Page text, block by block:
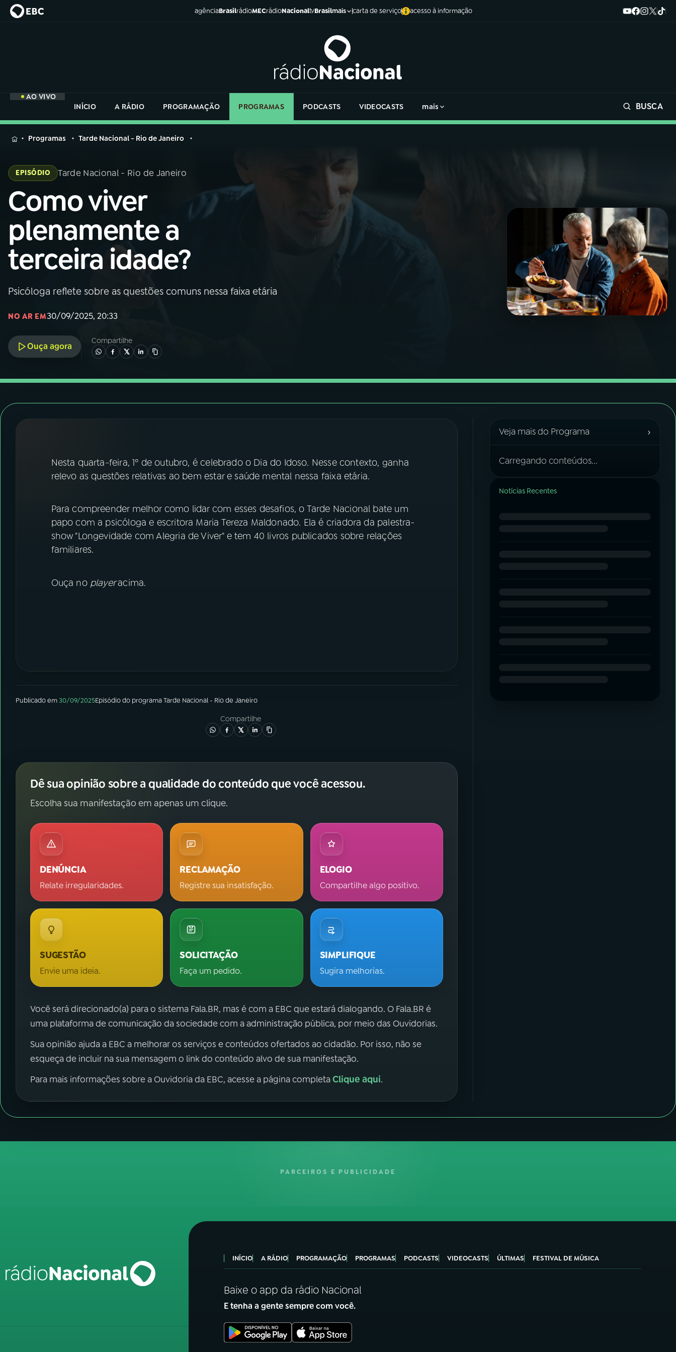
agênciaBrasilrádioMECrádioNacionaltvBrasilmais carta de serviço acesso à informação
AO VIVO
INÍCIO
A RÁDIO PROGRAMAÇÃO PROGRAMAS PODCASTS VIDEOCASTS mais BUSCA
MENU
Buscar
na
Rádio
Nacional
01INÍCIO
02 A RÁDIO
03PROGRAMAÇÃO
PROGRAMAS
ACOMPANHE A RÁDIO NACIONAL
YouTube Facebook
na
Rádio
Programas Tarde Nacional - Rio de Janeiro
EPISÓDIO Tarde Nacional - Rio de Janeiro
Como viver
plenamente a
terceira idade?
Psicóloga reflete sobre as questões comuns nessa faixa etária
NO AR EM30/09/2025, 20:33
Ouça agora
Compartilhe
Nesta quarta-feira, 1º de outubro, é celebrado o Dia do Idoso. Nesse contexto, ganha
relevo as questões relativas ao bem estar e saúde mental nessa faixa etária.
Para compreender melhor como lidar com esses desafios, o Tarde Nacional bate um
papo com a psicóloga e escritora Maria Tereza Maldonado. Ela é criadora da palestra-
show "Longevidade com Alegria de Viver" e tem 40 livros publicados sobre relações
familiares.
Ouça no playeracima.
Publicado em30/09/2025Episódiodo programaTarde Nacional - Rio de Janeiro
Compartilhe
Dê sua opinião sobre a qualidade do conteúdo que você acessou.
Escolha sua manifestação em apenas um clique.
DENÚNCIA
Relate irregularidades.
RECLAMAÇÃO
Registre sua insatisfação.
ELOGIO
Compartilhe algo positivo.
SUGESTÃO
Envie uma ideia.
SOLICITAÇÃO
Faça um pedido.
SIMPLIFIQUE
Sugira melhorias.
Você será direcionado(a) para o sistema Fala.BR, mas é com a EBC que estará dialogando. O Fala.BR é
uma plataforma de comunicação da sociedade com a administração pública, por meio das Ouvidorias.
Sua opinião ajuda a EBC a melhorar os serviços e conteúdos ofertados ao cidadão. Por isso, não se
esqueça de incluir na sua mensagem o link do conteúdo alvo de sua manifestação.
Para mais informações sobre a Ouvidoria da EBC, acesse a página completaClique aqui.
Veja mais do Programa ›
Carregando conteúdos...
Notícias Recentes
PARCEIROS E PUBLICIDADE
INÍCIO A RÁDIO PROGRAMAÇÃO PROGRAMAS PODCASTS VIDEOCASTS ÚLTIMAS FESTIVAL DE MÚSICA
Baixe o app da rádio Nacional
E tenha a gente sempre com você.